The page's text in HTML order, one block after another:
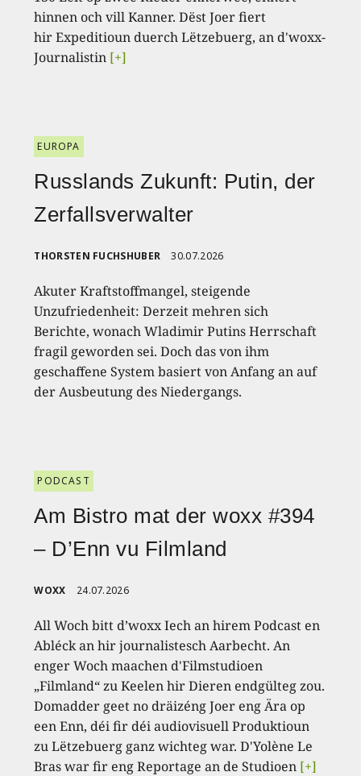
hinnen och vill Kanner. Dëst Joer fiert
hir Expeditioun duerch Lëtzebuerg, an d'woxx-
Journalistin [+]
EUROPA
Russlands Zukunft: Putin, der
Zerfallsverwalter
THORSTEN FUCHSHUBER 30.07.2026
Akuter Kraftstoffmangel, steigende
Unzufriedenheit: Derzeit mehren sich
Berichte, wonach Wladimir Putins Herrschaft
fragil geworden sei. Doch das von ihm
geschaffene System basiert von Anfang an auf
der Ausbeutung des Niedergangs.
PODCAST
Am Bistro mat der woxx #394
– D’Enn vu Filmland
WOXX 24.07.2026
All Woch bitt d’woxx Iech an hirem Podcast en
Abléck an hir journalistesch Aarbecht. An
enger Woch maachen d'Filmstudioen
„Filmland“ zu Keelen hir Dieren endgülteg zou.
Domadder geet no dräizéng Joer eng Ära op
een Enn, déi fir déi audiovisuell Produktioun
zu Lëtzebuerg ganz wichteg war. D'Yolène Le
Bras war fir eng Reportage an de Studioen [+]